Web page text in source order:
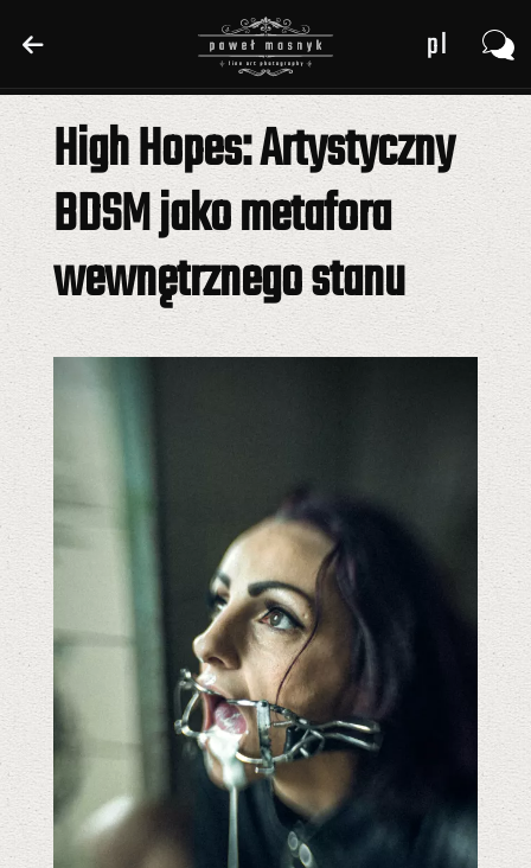
pl
en
de
pl
en
de
High Hopes: Artystyczny
BDSM jako metafora
wewnętrznego stanu